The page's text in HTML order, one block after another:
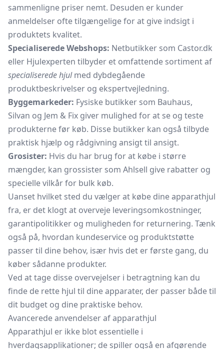
sammenligne priser nemt. Desuden er kunder
anmeldelser ofte tilgængelige for at give indsigt i
produktets kvalitet.
Specialiserede Webshops: Netbutikker som Castor.dk
eller Hjulexperten tilbyder et omfattende sortiment af
specialiserede hjulmed dybdegående
produktbeskrivelser og ekspertvejledning.
Byggemarkeder: Fysiske butikker som Bauhaus,
Silvan og Jem & Fix giver mulighed for at se og teste
produkterne før køb. Disse butikker kan også tilbyde
praktisk hjælp og rådgivning ansigt til ansigt.
Grosister: Hvis du har brug for at købe i større
mængder, kan grossister som Ahlsell give rabatter og
specielle vilkår for bulk køb.
Uanset hvilket sted du vælger at købe dine apparathjul
fra, er det klogt at overveje leveringsomkostninger,
garantipolitikker og muligheden for returnering. Tænk
også på, hvordan kundeservice og produktstøtte
passer til dine behov, især hvis det er første gang, du
køber sådanne produkter.
Ved at tage disse overvejelser i betragtning kan du
finde de rette hjul til dine apparater, der passer både til
dit budget og dine praktiske behov.
Avancerede anvendelser af apparathjul
Apparathjul er ikke blot essentielle i
hverdagsapplikationer; de spiller også en afgørende